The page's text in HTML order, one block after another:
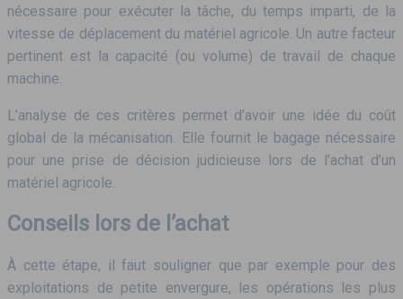
nécessaire pour exécuter la tâche, du temps imparti, de la
vitesse de déplacement du matériel agricole. Un autre facteur
pertinent est la capacité (ou volume) de travail de chaque
machine.
L’analyse de ces critères permet d’avoir une idée du coût
global de la mécanisation. Elle fournit le bagage nécessaire
pour une prise de décision judicieuse lors de l’achat d’un
matériel agricole.
Conseils lors de l’achat
À cette étape, il faut souligner que par exemple pour des
exploitations de petite envergure, les opérations les plus